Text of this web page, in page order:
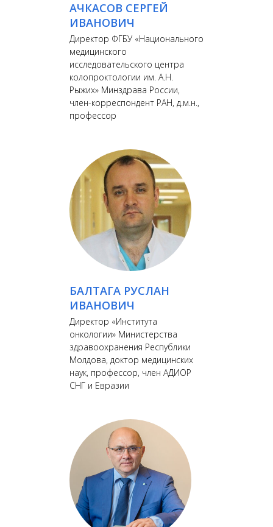
АЧКАСОВ СЕРГЕЙ
ИВАНОВИЧ
Директор ФГБУ «Национального
медицинского
исследовательского центра
колопроктологии им. А.Н.
Рыжих» Минздрава России,
член-корреспондент РАН, д.м.н.,
профессор
БАЛТАГА РУСЛАН
ИВАНОВИЧ
Директор «Института
онкологии» Министерства
здравоохранения Республики
Молдова, доктор медицинских
наук, профессор, член АДИОР
СНГ и Евразии